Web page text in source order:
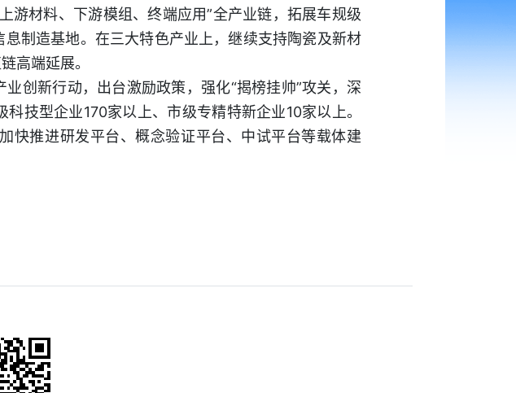
游材料、下游模组、终端应用”全产业链，拓展车规级
制造基地。在三大特色产业上，继续支持陶瓷及新材
高端延展。
创新行动，出台激励政策，强化“揭榜挂帅”攻关，深
技型企业170家以上、市级专精特新企业10家以上。
快推进研发平台、概念验证平台、中试平台等载体建